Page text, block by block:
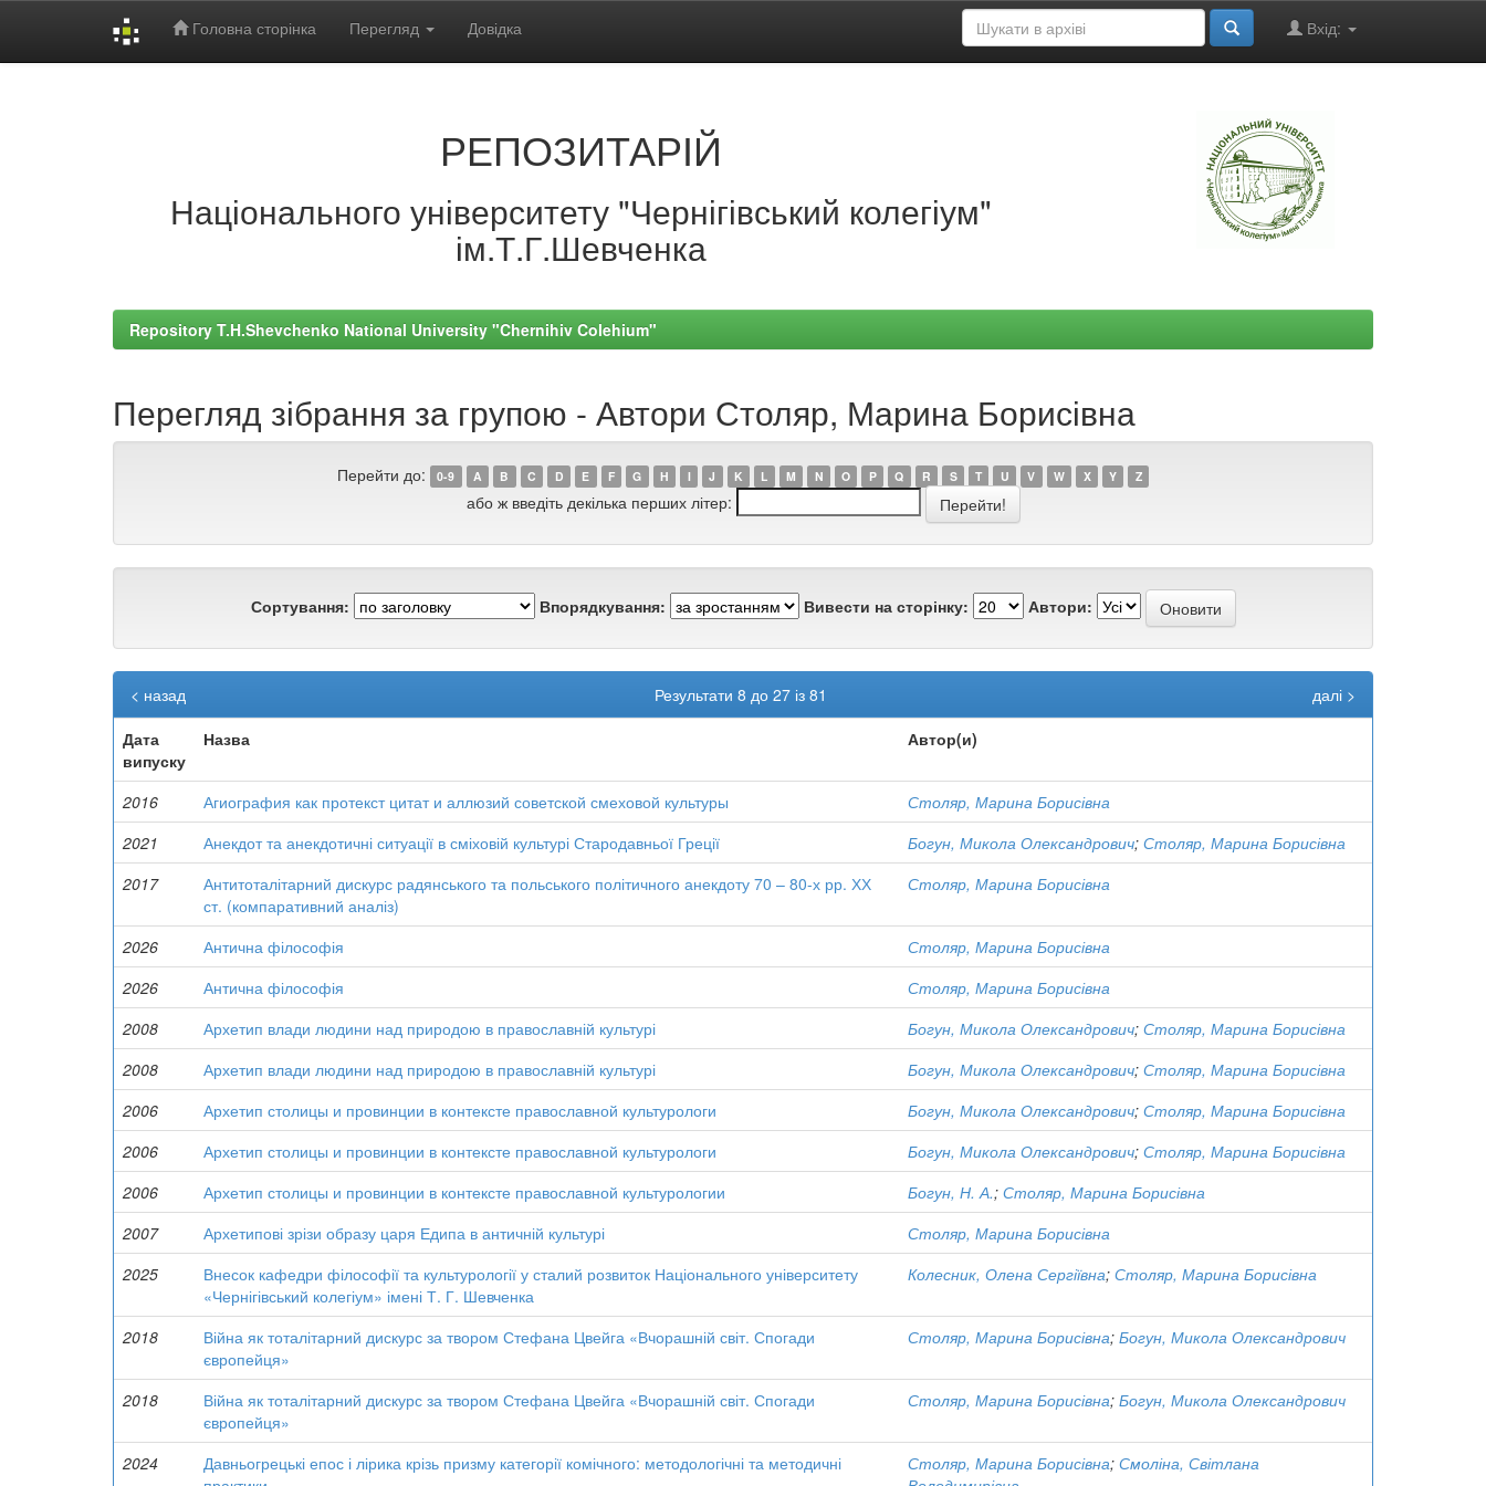
Головна сторінка Перегляд Довідка Вхід:
РЕПОЗИТАРІЙ
Національного університету "Чернігівський колегіум"
ім.Т.Г.Шевченка
Repository T.H.Shevchenko National University "Chernihiv Colehium"
Перегляд зібрання за групою - Автори Столяр, Марина Борисівна
Перейти до: 0-9 A B C D E F G H I J K L M N O P Q R S T U V W X Y Z
або ж введіть декілька перших літер:
Сортування: Впорядкування: Вивести на сторінку: Автори:
Результати 8 до 27 із 81
< назад
далі >
Дата
випуску
Назва Автор(и)
2016 Агиография как протекст цитат и аллюзий советской смеховой культуры
Столяр, Марина Борисівна
2021
Анекдот та анекдотичні ситуації в сміховій культурі Стародавньої Греції Богун, Микола Олександрович; Столяр, Марина Борисівна
2017
Антитоталітарний дискурс радянського та польського політичного анекдоту 70 – 80-х рр. ХХ
ст. (компаративний аналіз)
Столяр, Марина Борисівна
2026 Антична філософія
Столяр, Марина Борисівна
2026
Антична філософія
Столяр, Марина Борисівна
2008
Архетип влади людини над природою в православній культурі Богун, Микола Олександрович; Столяр, Марина Борисівна
2008
Архетип влади людини над природою в православній культурі Богун, Микола Олександрович; Столяр, Марина Борисівна
2006
Архетип столицы и провинции в контексте православной культурологи Богун, Микола Олександрович; Столяр, Марина Борисівна
2006
Архетип столицы и провинции в контексте православной культурологи Богун, Микола Олександрович; Столяр, Марина Борисівна
2006
Архетип столицы и провинции в контексте православной культурологии Богун, Н. А.; Столяр, Марина Борисівна
2007
Архетипові зрізи образу царя Едипа в античній культурі
Столяр, Марина Борисівна
2025
Внесок кафедри філософії та культурології у сталий розвиток Національного університету
«Чернігівський колегіум» імені Т. Г. Шевченка
Колесник, Олена Сергіївна; Столяр, Марина Борисівна
2018
Війна як тоталітарний дискурс за твором Стефана Цвейга «Вчорашній світ. Спогади
європейця»
Столяр, Марина Борисівна; Богун, Микола Олександрович
2018
Війна як тоталітарний дискурс за твором Стефана Цвейга «Вчорашній світ. Спогади
європейця»
Столяр, Марина Борисівна; Богун, Микола Олександрович
2024
Давньогрецькі епос і лірика крізь призму категорії комічного: методологічні та методичні
Столяр, Марина Борисівна; Смоліна, Світлана